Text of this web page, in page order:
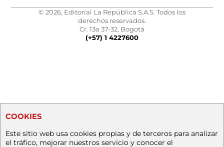
© 2026, Editorial La República S.A.S. Todos los
derechos reservados.
Cr. 13a 37-32, Bogotá
(+57) 1 4227600
COOKIES
Este sitio web usa cookies propias y de terceros para analizar
el tráfico, mejorar nuestros servicio y conocer el